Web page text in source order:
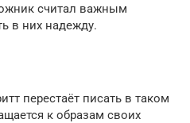
считал важным
в них надежду.
перестаёт писать в таком
к образам своих